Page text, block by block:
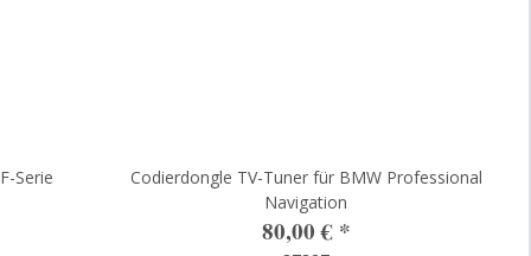
Serie
Codierdongle TV-Tuner für BMW Professional
Navigation
80,00 € *